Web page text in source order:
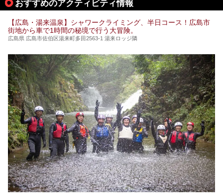
※2021/07/30時点の情報です。
おすすめのアクティビティ情報
【広島・湯来温泉】シャワークライミング、半日コース！広島市
街地から車で1時間の秘境で行う大冒険。
広島県 広島市佐伯区湯来町多田2563-1 湯来ロッジ隣